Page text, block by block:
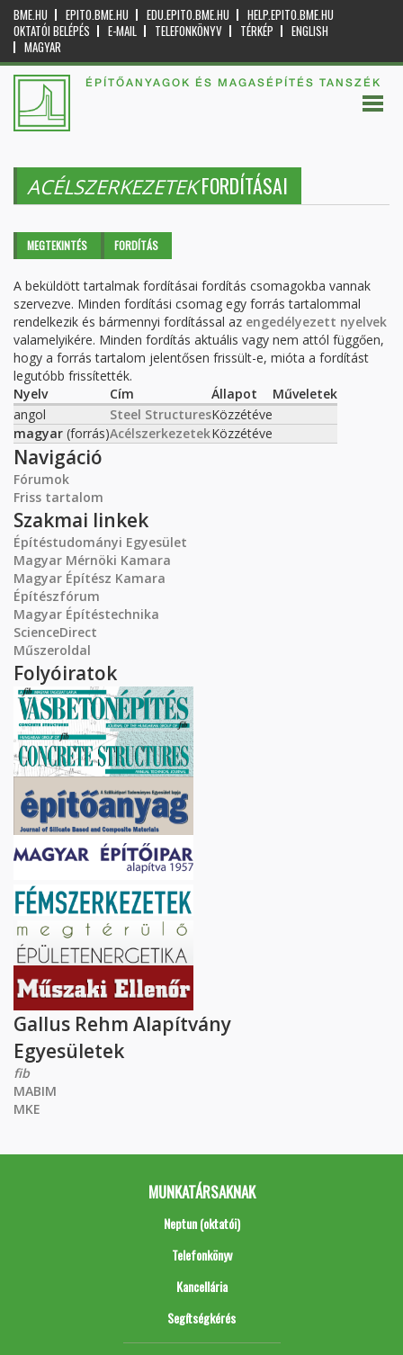
BME.HU EPITO.BME.HU EDU.EPITO.BME.HU
HELP.EPITO.BME.HU
OKTATÓI BELÉPÉS
E-MAIL TELEFONKÖNYV TÉRKÉP
ENGLISH
MAGYAR
ÉPÍTŐANYAGOK ÉS MAGASÉPÍTÉS TANSZÉK
ACÉLSZERKEZETEKFORDÍTÁSAI
Elsődleges fülek
MEGTEKINTÉS FORDÍTÁS
A beküldött tartalmak fordításai fordítás csomagokba vannak
szervezve. Minden fordítási csomag egy forrás tartalommal
rendelkezik és bármennyi fordítással az engedélyezett nyelvek
valamelyikére. Minden fordítás aktuális vagy nem attól függően,
hogy a forrás tartalom jelentősen frissült-e, mióta a fordítást
legutóbb frissítették.
Nyelv
Cím Állapot
Műveletek
angol
Steel StructuresKözzétéve
magyar (forrás)AcélszerkezetekKözzétéve
Navigáció
Fórumok
Friss tartalom
Szakmai linkek
Építéstudományi Egyesület
Magyar Mérnöki Kamara
Magyar Építész Kamara
Építészfórum
Magyar Építéstechnika
ScienceDirect
Műszeroldal
Folyóiratok
Gallus Rehm Alapítvány
Egyesületek
fib
MABIM
MKE
MUNKATÁRSAKNAK
Neptun (oktatói)
Telefonkönyv
Kancellária
Segítségkérés